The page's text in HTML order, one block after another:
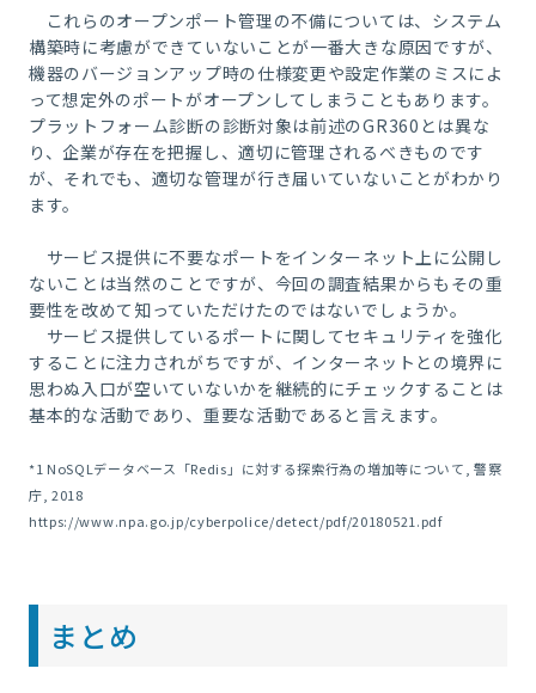
これらのオープンポート管理の不備については、システム
構築時に考慮ができていないことが一番大きな原因ですが、
機器のバージョンアップ時の仕様変更や設定作業のミスによ
って想定外のポートがオープンしてしまうこともあります。
プラットフォーム診断の診断対象は前述のGR360とは異な
り、企業が存在を把握し、適切に管理されるべきものです
が、それでも、適切な管理が行き届いていないことがわかり
ます。
サービス提供に不要なポートをインターネット上に公開し
ないことは当然のことですが、今回の調査結果からもその重
要性を改めて知っていただけたのではないでしょうか。
サービス提供しているポートに関してセキュリティを強化
することに注力されがちですが、インターネットとの境界に
思わぬ入口が空いていないかを継続的にチェックすることは
基本的な活動であり、重要な活動であると言えます。
*1 NoSQLデータベース「Redis」に対する探索行為の増加等について, 警察
庁, 2018
https://www.npa.go.jp/cyberpolice/detect/pdf/20180521.pdf
まとめ